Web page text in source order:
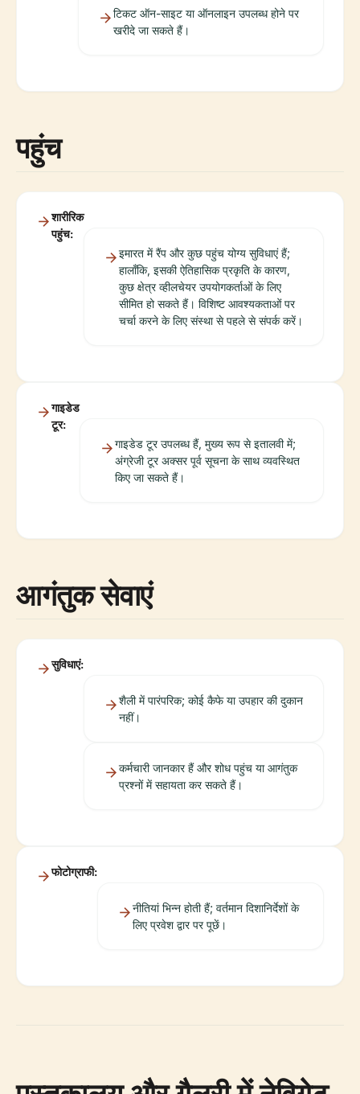
टिकट ऑन-साइट या ऑनलाइन उपलब्ध होने पर
खरीदे जा सकते हैं।
पहुंच
शारीरिक
पहुंच:
इमारत में रैंप और कुछ पहुंच योग्य सुविधाएं हैं;
हालाँकि, इसकी ऐतिहासिक प्रकृति के कारण,
कुछ क्षेत्र व्हीलचेयर उपयोगकर्ताओं के लिए
सीमित हो सकते हैं। विशिष्ट आवश्यकताओं पर
चर्चा करने के लिए संस्था से पहले से संपर्क करें।
गाइडेड
टूर:
गाइडेड टूर उपलब्ध हैं, मुख्य रूप से इतालवी में;
अंग्रेजी टूर अक्सर पूर्व सूचना के साथ व्यवस्थित
किए जा सकते हैं।
आगंतुक सेवाएं
सुविधाएं:
शैली में पारंपरिक; कोई कैफे या उपहार की दुकान
नहीं।
कर्मचारी जानकार हैं और शोध पहुंच या आगंतुक
प्रश्नों में सहायता कर सकते हैं।
फोटोग्राफी:
नीतियां भिन्न होती हैं; वर्तमान दिशानिर्देशों के
लिए प्रवेश द्वार पर पूछें।